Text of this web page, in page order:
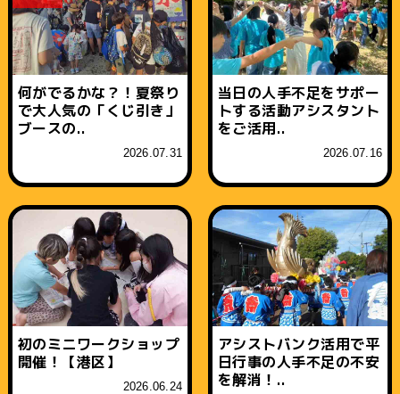
何がでるかな？！夏祭り
で大人気の「くじ引き」
ブースの..
2026.07.31
当日の人手不足をサポー
トする活動アシスタント
をご活用..
2026.07.16
初のミニワークショップ
開催！【港区】
2026.06.24
アシストバンク活用で平
日行事の人手不足の不安
を解消！..